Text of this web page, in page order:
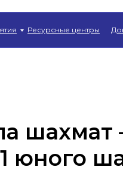
Ресурсные центры
юного